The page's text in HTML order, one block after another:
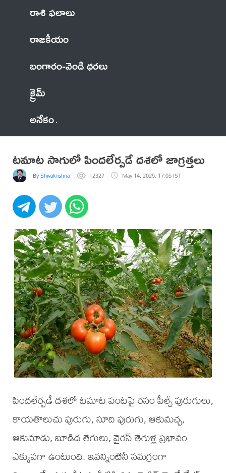
రాశి ఫలాలు
రాజకీయం
బంగారం-వెండి ధరలు
క్రైమ్
అనేకం
టమాట సాగులో పిందలేర్పడే దశలో జాగ్రత్తలు
By Shivakrishna 12327 May 14, 2025, 17:05 IST
పిందలేర్పడే దశలో టమాట పంటపై రసం పీల్చే పురుగులు,
కాయతొలుచు పురుగు, సూది పురుగు, ఆకుమచ్చ,
ఆకుమాడు, బూడిద తెగులు, వైరస్ తెగుళ్ల ప్రభావం
ఎక్కువగా ఉంటుంది. ఇవన్నింటినీ సమగ్రంగా